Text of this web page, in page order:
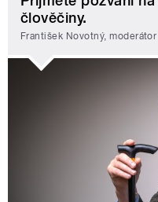
člověčiny.
František Novotný, moderátor